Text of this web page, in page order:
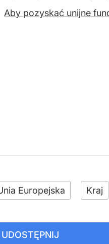
Aby pozyskać unijne
Europejska Kraj
UDOSTĘPNIJ